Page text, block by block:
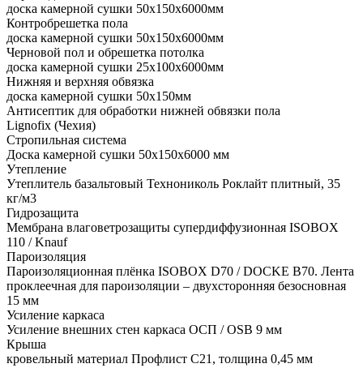
доска камерной сушки 50x150x6000мм
Контробрешетка пола
доска камерной сушки 50x150x6000мм
Черновой пол и обрешетка потолка
доска камерной сушки 25x100x6000мм
Нижняя и верхняя обвязка
доска камерной сушки 50x150мм
Антисептик для обработки нижней обвязки пола
Lignofix (Чехия)
Стропильная система
Доска камерной сушки 50х150х6000 мм
Утепление
Утеплитель базальтовый Технониколь Роклайт плитный, 35
кг/м3
Гидрозащита
Мембрана влаговетрозащиты супердиффузионная ISOBOX
110 / Knauf
Пароизоляция
Пароизоляционная плёнка ISOBOX D70 / DOCKЕ B70. Лента
проклеечная для пароизоляции – двухсторонняя безосновная
15 мм
Усиление каркаса
Усиление внешних стен каркаса ОСП / OSB 9 мм
Крыша
кровельный материал Профлист С21, толщина 0,45 мм